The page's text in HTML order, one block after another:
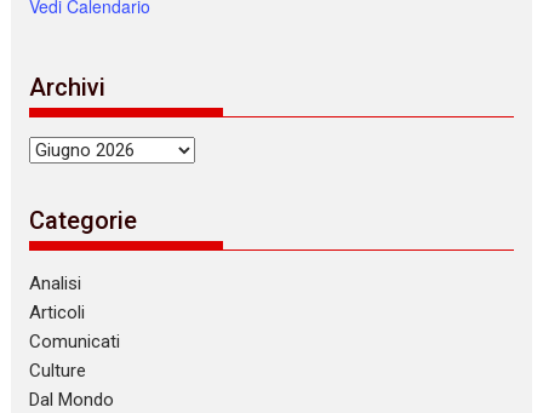
Vedi Calendario
Archivi
Archivi
Categorie
Analisi
Articoli
Comunicati
Culture
Dal Mondo